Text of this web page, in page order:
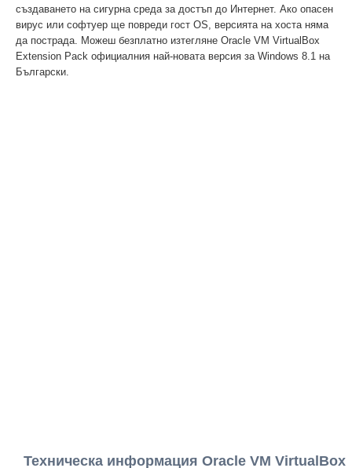
създаването на сигурна среда за достъп до Интернет. Ако опасен
вирус или софтуер ще повреди гост OS, версията на хоста няма
да пострада. Можеш безплатно изтегляне Oracle VM VirtualBox
Extension Pack официалния най-новата версия за Windows 8.1 на
Български.
Техническа информация Oracle VM VirtualBox